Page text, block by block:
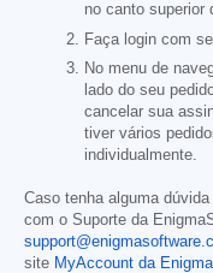
no canto superior
Faça login com
No menu de
lado do seu
cancelar sua
tiver vários
individualmente.
Caso tenha alguma
com o Suporte da
site MyAccount da